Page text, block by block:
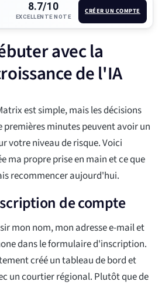
8.7/10
EXCELLENTE NOTE
CRÉER UN COMPTE
avec la
de l'IA
est simple, mais les décisions
premières minutes peuvent avoir un
votre niveau de risque. Voici
ma propre prise en main et ce que
recommencer aujourd'hui.
de compte
mon nom, mon adresse e-mail et
dans le formulaire d'inscription.
créé un tableau de bord et
un courtier régional. Plutôt que de